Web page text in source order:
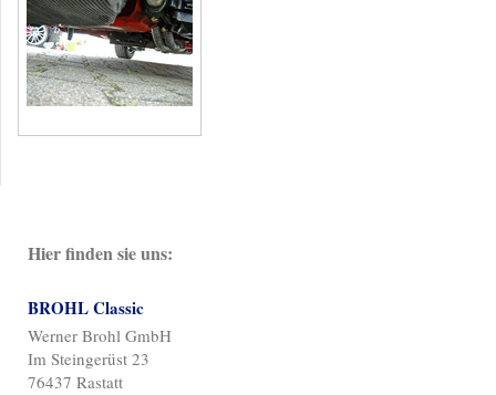
Hier finden sie uns:
BROHL Classic
Werner Brohl GmbH
Im Steingerüst 23
76437 Rastatt